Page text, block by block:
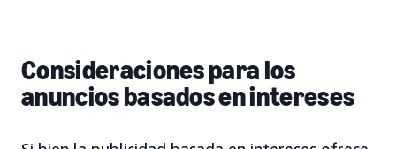
Consideraciones para los
anuncios basados en intereses